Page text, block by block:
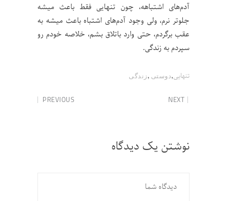
آدم‌های اشتباهه، چون تنهایی فقط باعث میشه
جلوتر نرم، ولی وجود آدم‌های اشتباه باعث میشه به
عقب برگردم، حتی وارد باتلاق بشم، خلاصه خودم رو
سپردم به زندگی.
تنهایی,دوستی ,زندگی
PREVIOUS NEXT
نوشتن یک دیدگاه